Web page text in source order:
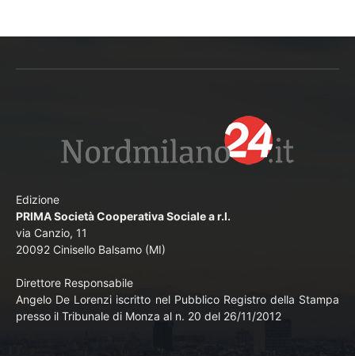
Edizione
PRIMA Società Cooperativa Sociale a r.l.
via Canzio, 11
20092 Cinisello Balsamo (MI)
Direttore Responsabile
Angelo De Lorenzi iscritto nel Pubblico Registro della Stampa
presso il Tribunale di Monza al n. 20 del 26/11/2012